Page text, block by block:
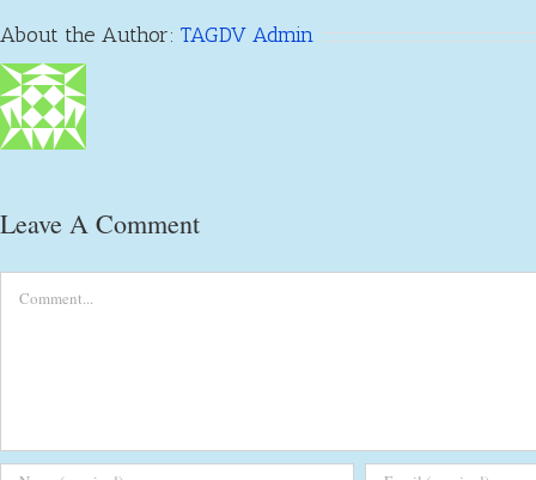
About the Author: TAGDV Admin
Leave A Comment
Comment